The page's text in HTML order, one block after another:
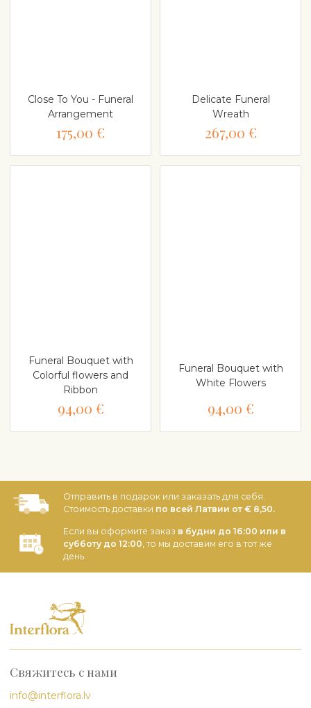
Close To You - Funeral
Arrangement
175,00 €
Delicate Funeral
Wreath
267,00 €
Funeral Bouquet with
Colorful flowers and
Ribbon
94,00 €
Funeral Bouquet with
White Flowers
94,00 €
Отправить в подарок или заказать для себя.
Стоимость доставки по всей Латвии от € 8,50.
Если вы оформите заказ в будни до 16:00 или в
субботу до 12:00 , то мы доставим его в тот же
день.
Свяжитесь с нами
info@interflora.lv